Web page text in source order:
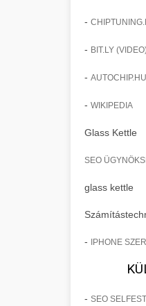
-
- BIT.LY
- AUTOCHIP.HU
- WIKIPEDIA
Glass Kettle
SEO
glass kettle
- IPHONE
- SEO